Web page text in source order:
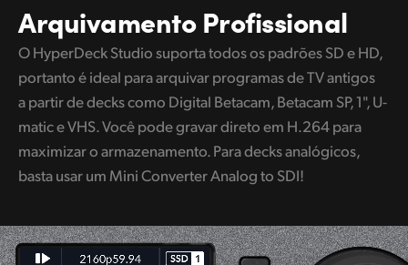
Arquivamento Profissional
O HyperDeck Studio suporta todos os padrões SD e HD,
portanto é ideal para arquivar programas de TV antigos
a partir de decks como Digital Betacam, Betacam SP, 1", U-
matic e VHS. Você pode gravar direto em H.264 para
maximizar o armazenamento. Para decks analógicos,
basta usar um Mini Converter Analog to SDI!